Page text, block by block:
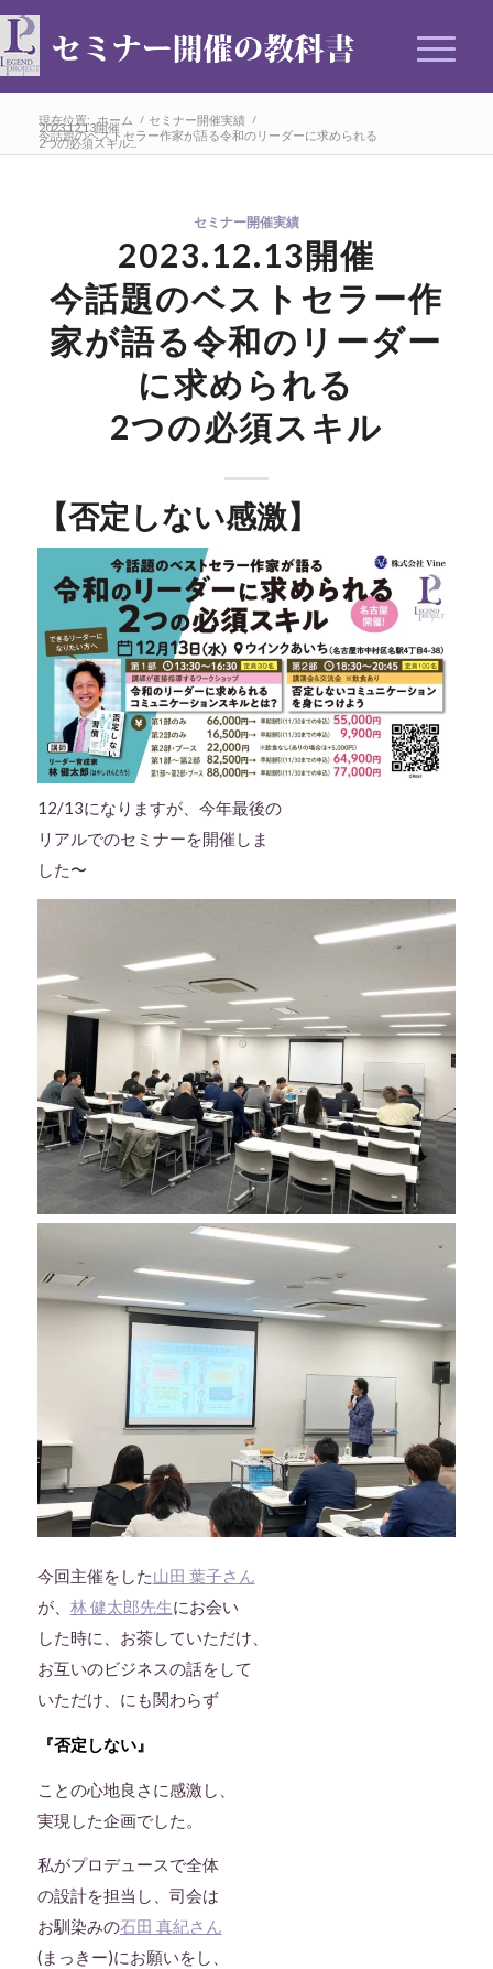
現在位置: ホーム / セミナー開催実績 /
2023.12.13開催
今話題のベストセラー作家が語る令和のリーダーに求められる
2つの必須スキル...
セミナー開催実績
2023.12.13開催
今話題のベストセラー作
家が語る令和のリーダー
に求められる
2つの必須スキル
【否定しない感激】
12/13になりますが、今年最後の
リアルでのセミナーを開催しま
した〜
今回主催をした山田 葉子さん
が、 林 健太郎先生にお会い
した時に、お茶していただけ、
お互いのビジネスの話をして
いただけ、にも関わらず
『否定しない』
ことの心地良さに感激し、
実現した企画でした。
私がプロデュースで全体
の設計を担当し、司会は
お馴染みの石田 真紀さん
(まっきー)にお願いをし、